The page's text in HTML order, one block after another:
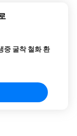
중 굴착 철화 환